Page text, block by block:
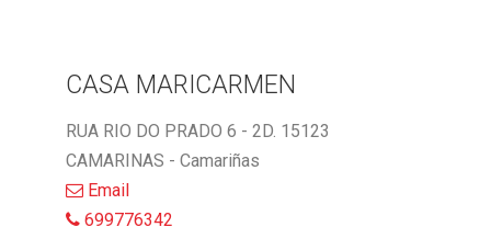
CASA MARICARMEN
RUA RIO DO PRADO 6 - 2D. 15123
CAMARINAS - Camariñas
Email
699776342